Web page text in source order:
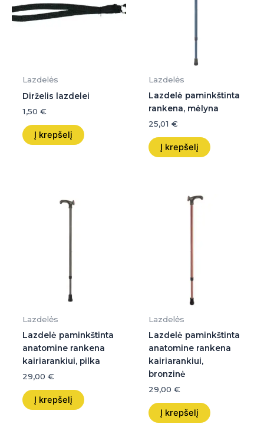
Lazdelės
Dirželis lazdelei
1,50 €
Į krepšelį
Lazdelės
Lazdelė paminkštinta
rankena, mėlyna
25,01 €
Į krepšelį
Lazdelės
Lazdelė paminkštinta
anatomine rankena
kairiarankiui, pilka
29,00 €
Į krepšelį
Lazdelės
Lazdelė paminkštinta
anatomine rankena
kairiarankiui,
bronzinė
29,00 €
Į krepšelį